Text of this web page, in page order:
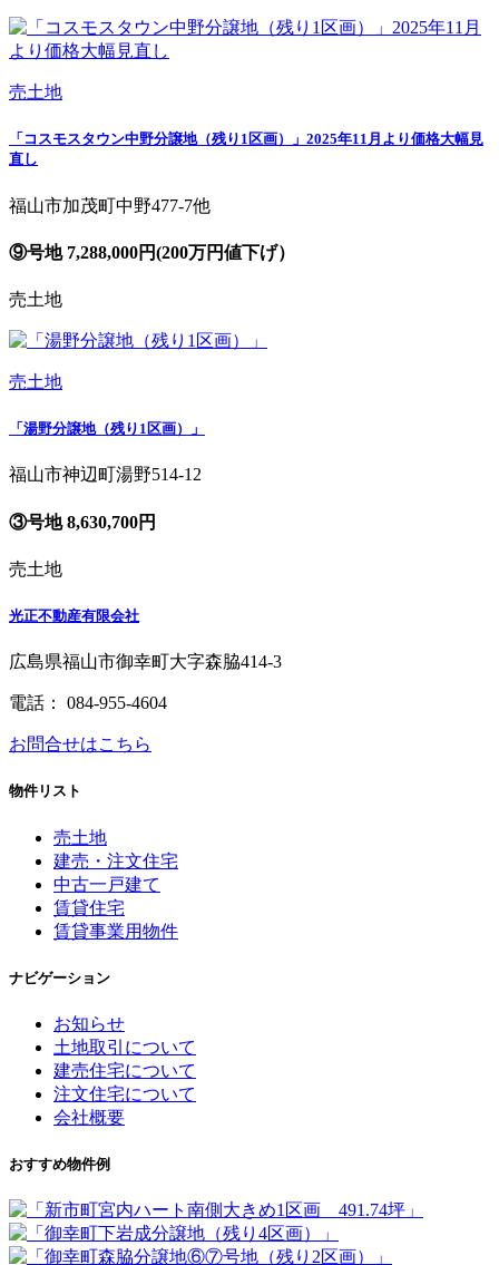
売土地
「コスモスタウン中野分譲地（残り1区画）」2025年11月より価格大幅見
直し
福山市加茂町中野477-7他
⑨号地 7,288,000円(200万円値下げ）
売土地
売土地
「湯野分譲地（残り1区画）」
福山市神辺町湯野514-12
③号地 8,630,700円
売土地
光正不動産有限会社
広島県福山市御幸町大字森脇414-3
電話： 084-955-4604
お問合せはこちら
物件リスト
売土地
建売・注文住宅
中古一戸建て
賃貸住宅
賃貸事業用物件
ナビゲーション
お知らせ
土地取引について
建売住宅について
注文住宅について
会社概要
おすすめ物件例